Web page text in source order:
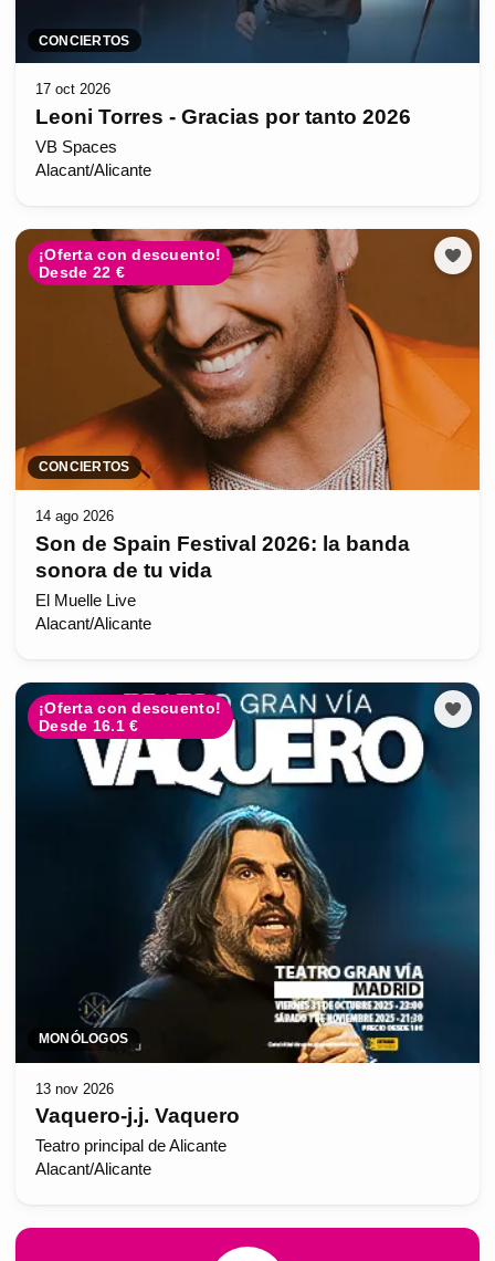
CONCIERTOS
17 oct 2026
Leoni Torres - Gracias por tanto 2026
VB Spaces
Alacant/Alicante
¡Oferta con descuento!
Desde 22 €
CONCIERTOS
14 ago 2026
Son de Spain Festival 2026: la banda
sonora de tu vida
El Muelle Live
Alacant/Alicante
¡Oferta con descuento!
Desde 16.1 €
MONÓLOGOS
13 nov 2026
Vaquero-j.j. Vaquero
Teatro principal de Alicante
Alacant/Alicante